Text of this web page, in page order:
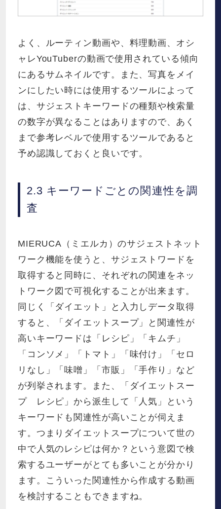
よく、ルーティン動画や、料理動画、オシ
ャレYouTuberの動画で使用されている傾向
にあるサムネイルです。また、写真をメイ
ンにしたい時には使用するツールによって
は、サジェストキーワードの種類や検索量
の数字が異なることはありますので、あく
まで参考レベルで使用するツールであると
予め認識しておくと良いです。
2.3 キーワードごとの関連性を調
査
MIERUCA（ミエルカ）のサジェストネット
ワーク機能を使うと、サジェストワードを
取得すると同時に、それぞれの関連をネッ
トワーク図で可視化することが出来ます。
同じく「ダイエット」と入力しデータ取得
すると、「ダイエットスープ」と関連性が
高いキーワードは「レシピ」「キムチ」
「コンソメ」「トマト」「味付け」「セロ
リなし」「味噌」「市販」「手作り」など
が列挙されます。また、「ダイエットスー
プ レシピ」から派生して「人気」という
キーワードも関連性が高いことが伺えま
す。つまりダイエットスープについて世の
中で人気のレシピは何か？という意図で検
索するユーザーがとても多いことが分かり
ます。こういった関連性から作成する動画
を検討することもできますね。